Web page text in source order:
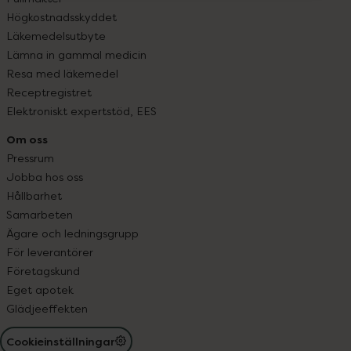
Högkostnadsskyddet
Läkemedelsutbyte
Lämna in gammal medicin
Resa med läkemedel
Receptregistret
Elektroniskt expertstöd, EES
Om oss
Pressrum
Jobba hos oss
Hållbarhet
Samarbeten
Ägare och ledningsgrupp
För leverantörer
Företagskund
Eget apotek
Glädjeeffekten
Cookieinställningar